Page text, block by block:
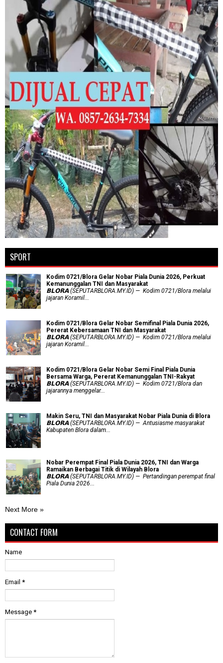
SPORT
Kodim 0721/Blora Gelar Nobar Piala Dunia 2026, Perkuat
Kemanunggalan TNI dan Masyarakat
𝗕𝗟𝗢𝗥𝗔 (SEPUTARBLORA.MY.ID) — Kodim 0721/Blora melalui
jajaran Koramil...
Kodim 0721/Blora Gelar Nobar Semifinal Piala Dunia 2026,
Pererat Kebersamaan TNI dan Masyarakat
𝗕𝗟𝗢𝗥𝗔 (SEPUTARBLORA.MY.ID) — Kodim 0721/Blora melalui
jajaran Koramil...
Kodim 0721/Blora Gelar Nobar Semi Final Piala Dunia
Bersama Warga, Pererat Kemanunggalan TNI-Rakyat
𝗕𝗟𝗢𝗥𝗔 (SEPUTARBLORA.MY.ID) — Kodim 0721/Blora dan
jajarannya menggelar...
Makin Seru, TNI dan Masyarakat Nobar Piala Dunia di Blora
𝗕𝗟𝗢𝗥𝗔 (SEPUTARBLORA.MY.ID) — Antusiasme masyarakat
Kabupaten Blora dalam...
Nobar Perempat Final Piala Dunia 2026, TNI dan Warga
Ramaikan Berbagai Titik di Wilayah Blora
𝗕𝗟𝗢𝗥𝗔 (SEPUTARBLORA.MY.ID) — Pertandingan perempat final
Piala Dunia 2026...
Next More »
CONTACT FORM
Name
Email *
Message *